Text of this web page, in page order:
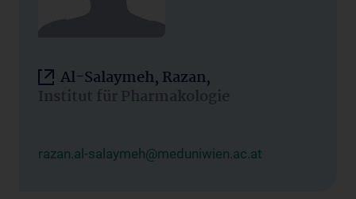
Al-Salaymeh, Razan,
Institut für Pharmakologie
razan.al-salaymeh@meduniwien.ac.at